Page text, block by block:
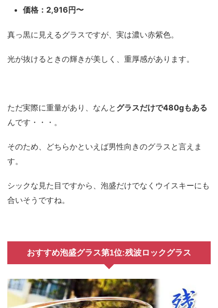
価格：2,916円〜
真っ黒に見えるグラスですが、実は濃い赤紫色。
光が抜けるときの輝きが美しく、重厚感があります。
ただ実際に重量があり、なんと グラスだけで480gもある
んです・・・。
そのため、どちらかといえば男性向きのグラスと言えま
す。
シックな見た目ですから、泡盛だけでなくウイスキーにも
合いそうですね。
おすすめ泡盛グラス第1位:残波ロックグラス